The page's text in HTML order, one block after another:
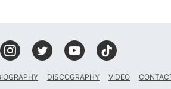
DISCOGRAPHY VIDEO